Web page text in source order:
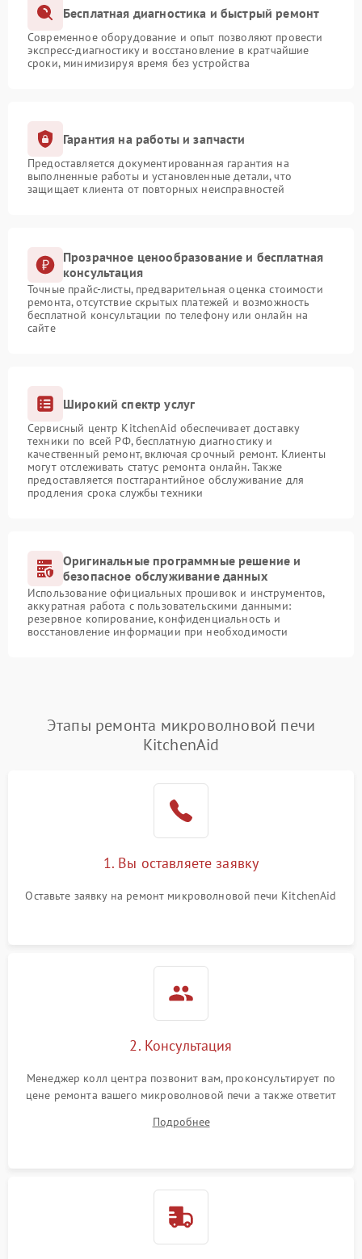
Бесплатная диагностика и быстрый ремонт
Современное оборудование и опыт позволяют провести
экспресс-диагностику и восстановление в кратчайшие
сроки, минимизируя время без устройства
Гарантия на работы и запчасти
Предоставляется документированная гарантия на
выполненные работы и установленные детали, что
защищает клиента от повторных неисправностей
Прозрачное ценообразование и бесплатная
консультация
Точные прайс-листы, предварительная оценка стоимости
ремонта, отсутствие скрытых платежей и возможность
бесплатной консультации по телефону или онлайн на
сайте
Широкий спектр услуг
Сервисный центр KitchenAid обеспечивает доставку
техники по всей РФ, бесплатную диагностику и
качественный ремонт, включая срочный ремонт. Клиенты
могут отслеживать статус ремонта онлайн. Также
предоставляется постгарантийное обслуживание для
продления срока службы техники
Оригинальные программные решение и
безопасное обслуживание данных
Использование официальных прошивок и инструментов,
аккуратная работа с пользовательскими данными:
резервное копирование, конфиденциальность и
восстановление информации при необходимости
Этапы ремонта микроволновой печи
KitchenAid
1. Вы оставляете заявку
Оставьте заявку на ремонт микроволновой печи KitchenAid
2. Консультация
Менеджер колл центра позвонит вам, проконсультирует по
цене ремонта вашего микроволновой печи а также ответит
Подробнее